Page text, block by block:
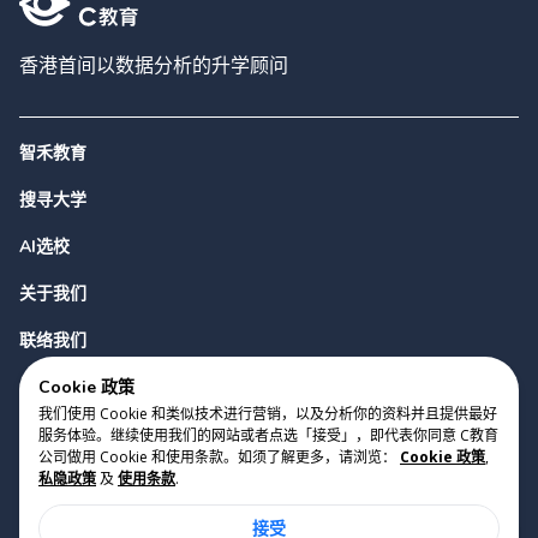
香港首间以数据分析的升学顾问
智禾教育
搜寻大学
AI选校
关于我们
联络我们
版权 2023 Cyclopes® •
使用条款
Cookie 政策
我们使用 Cookie 和类似技术进行营销，以及分析你的资料并且提供最好
服务体验。继续使用我们的网站或者点选「接受」，即代表你同意 C教育
公司做用 Cookie 和使用条款。如须了解更多，请浏览：
Cookie 政策,
私隐政策及 使用条款.
接受